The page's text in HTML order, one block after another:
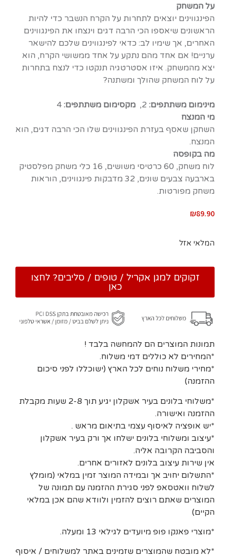
על המשחק
הפינגווינים יוצאים לתחרות על הקרח הנשבר כדי להיות
הראשונים שיאספו הכי הרבה דגים וינצחו את הפינגווינים
האחרים, אך שימיו לב: כדאי לפינגווינים שלכם להישאר
ערניים! אם אחד מהם נתקע על אחד ממשושי הקרח, הוא
יצא מהמשחק. איזו אסטרטגיה תנקטו כדי לנצח בתחרות
על לוח המשחק שהולך ומשתנה?
מינימום משתתפים: מקסימום משתתפים:
מי המנצח
השחקן שאסף בעזרת הפינגווינים שלו הכי הרבה דגים, הוא
המנצח.
מה בקופסה
לוח משחק, 60 כרטיסי משושים, 16 כלי משחק מפלסטיק
בארבעה צבעים שונים, 32 מדבקות פינגווינים, הוראות
משחק מפורטות.
₪89.90
המלאי אזל
זקוקים למגן אקריל / טופים / סליבים? לחצו
כאן
תמונות המוצרים הם להמחשה בלבד !
*המחירים לא כוללים דמי משלוח.
*מחירי משלוח נוחים לכל הארץ (ישוכללו לפני סיכום
ההזמנה)
*משלוחי בלונים בעיר אשקלון יגיע תוך 2-8 שעות מקבלת
ההזמנה ואישורה.
*יש אופציה לאיסוף עצמי בתיאום מראש .
*עיצוב ומשלוחי בלונים ישלחו אך ורק בעיר אשקלון
והסביבה הקרובה אליה.
אין שירות עיצוב בלונים לאזורים אחרים.
*התשלום יחויב אך ובמידה המוצר זמין במלאי (מומלץ
לשלוח וואטסאפ לפני סגירת ההזמנה עם תמונה של
המוצרים שאתם רוצים להזמין ולוודא שהם אכן במלאי
הקיים)
*מוצרי פאנקו פופ מיועדים לגילאי 13 ומעלה.
*לא מובטח שהמוצרים שזמינים באתר למשלוחים / איסוף